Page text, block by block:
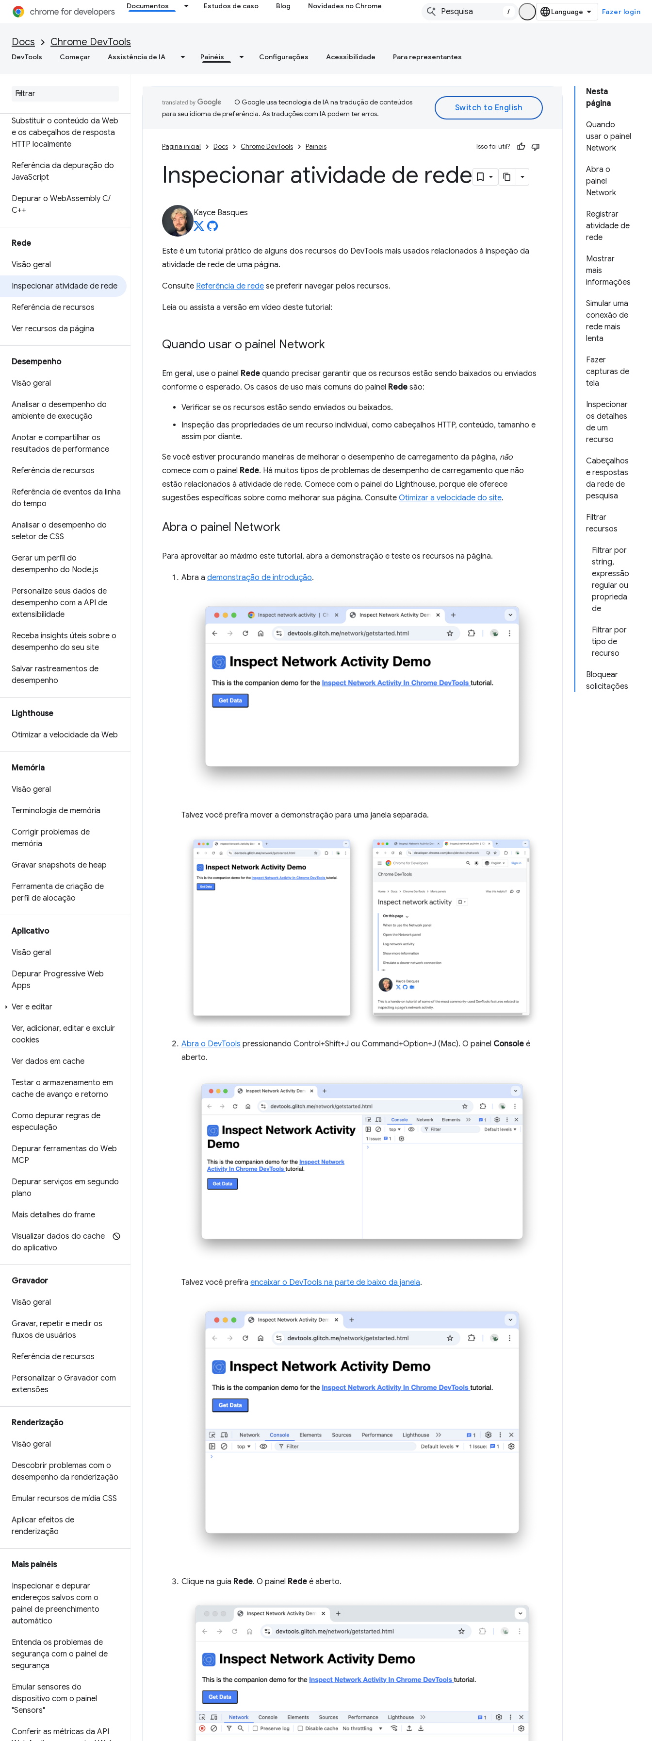
Documentos Estudos de caso Blog Novidades no Chrome
/ Fazer login
Docs Chrome DevTools
DevTools Começar Assistência de IA Painéis Configurações Acessibilidade Para representantes
de origem
ignoreList
alterações nos arquivos de
Substituir o conteúdo da Web
e os cabeçalhos de resposta
HTTP localmente
Referência da depuração do
JavaScript
Depurar o WebAssembly C/
C++
Rede
Visão geral
Inspecionar atividade de rede
Referência de recursos
Ver recursos da página
Desempenho
Visão geral
Analisar o desempenho do
ambiente de execução
Anotar e compartilhar os
resultados de performance
Referência de recursos
Referência de eventos da linha
do tempo
Analisar o desempenho do
seletor de CSS
Gerar um perfil do
desempenho do Node.js
Personalize seus dados de
desempenho com a API de
extensibilidade
Receba insights úteis sobre o
desempenho do seu site
Salvar rastreamentos de
desempenho
Lighthouse
Otimizar a velocidade da Web
Memória
Visão geral
Terminologia de memória
Corrigir problemas de
memória
Gravar snapshots de heap
Ferramenta de criação de
perfil de alocação
Aplicativo
Visão geral
Depurar Progressive Web
Apps
Ver e editar
Ver, adicionar, editar e excluir
cookies
Ver dados em cache
Testar o armazenamento em
cache de avanço e retorno
Como depurar regras de
especulação
Depurar ferramentas do Web
MCP
Depurar serviços em segundo
plano
Mais detalhes do frame
Visualizar dados do cache
do aplicativo
Gravador
Visão geral
Gravar, repetir e medir os
fluxos de usuários
Referência de recursos
Personalizar o Gravador com
extensões
Renderização
Visão geral
Descobrir problemas com o
desempenho da renderização
Emular recursos de mídia CSS
Aplicar efeitos de
renderização
Mais painéis
Inspecionar e depurar
endereços salvos com o
painel de preenchimento
automático
Entenda os problemas de
segurança com o painel de
segurança
Emular sensores do
dispositivo com o painel
"Sensors"
Conferir as métricas da API
Nesta
página
Quando
usar o painel
Network
Abra o
painel
Network
Registrar
atividade de
rede
Mostrar
mais
informações
Simular uma
conexão de
rede mais
lenta
Fazer
capturas de
tela
Inspecionar
os detalhes
de um
recurso
Cabeçalhos
e respostas
da rede de
pesquisa
Filtrar
recursos
Filtrar por
string,
expressão
regular ou
proprieda
de
Filtrar por
tipo de
recurso
Bloquear
solicitações
O Google usa tecnologia de IA na tradução de conteúdos
para seu idioma de preferência. As traduções com IA podem ter erros.
Página inicial Docs Chrome DevTools Painéis Isso foi útil?
Inspecionar atividade de rede
Kayce Basques
Este é um tutorial prático de alguns dos recursos do DevTools mais usados relacionados à inspeção da
atividade de rede de uma página.
Consulte Referência de rede se preferir navegar pelos recursos.
Leia ou assista a versão em vídeo deste tutorial:
Quando usar o painel Network
Em geral, use o painel Rede quando precisar garantir que os recursos estão sendo baixados ou enviados
conforme o esperado. Os casos de uso mais comuns do painel Rede são:
Verificar se os recursos estão sendo enviados ou baixados.
Inspeção das propriedades de um recurso individual, como cabeçalhos HTTP, conteúdo, tamanho e
assim por diante.
Se você estiver procurando maneiras de melhorar o desempenho de carregamento da página, não
comece com o painel Rede. Há muitos tipos de problemas de desempenho de carregamento que não
estão relacionados à atividade de rede. Comece com o painel do Lighthouse, porque ele oferece
sugestões específicas sobre como melhorar sua página. Consulte Otimizar a velocidade do site.
Abra o painel Network
Para aproveitar ao máximo este tutorial, abra a demonstração e teste os recursos na página.
Abra a demonstração de introdução.
Talvez você prefira mover a demonstração para uma janela separada.
Abra o DevTools pressionando Control+Shift+J ou Command+Option+J (Mac). O painel Console é
aberto.
Talvez você prefira encaixar o DevTools na parte de baixo da janela.
Clique na guia Rede. O painel Rede é aberto.